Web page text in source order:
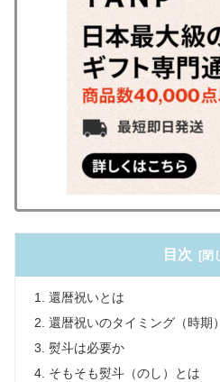
目次
還暦祝いとは
還暦祝いのタイミング（時期）
熨斗は必要か
そもそも熨斗（のし）とは